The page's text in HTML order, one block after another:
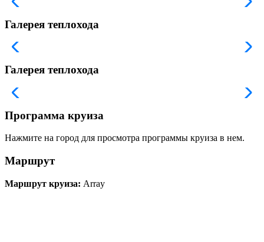
Галерея теплохода
Галерея теплохода
Программа круиза
Нажмите на город для просмотра программы круиза в нем.
Маршрут
Маршрут круиза: Array